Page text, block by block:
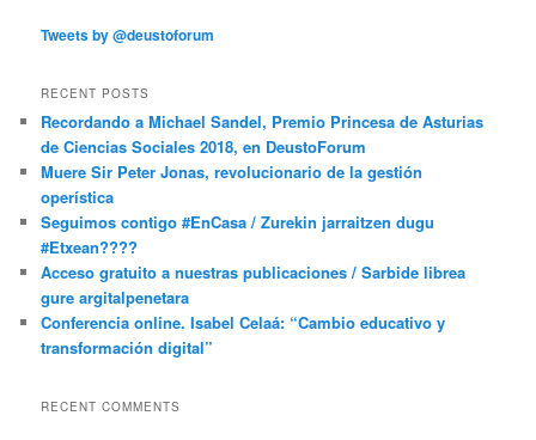
Tweets by @deustoforum
RECENT POSTS
Recordando a Michael Sandel, Premio Princesa de Asturias
de Ciencias Sociales 2018, en DeustoForum
Muere Sir Peter Jonas, revolucionario de la gestión
operística
Seguimos contigo #EnCasa / Zurekin jarraitzen dugu
#Etxean????
Acceso gratuito a nuestras publicaciones / Sarbide librea
gure argitalpenetara
Conferencia online. Isabel Celaá: “Cambio educativo y
transformación digital”
RECENT COMMENTS